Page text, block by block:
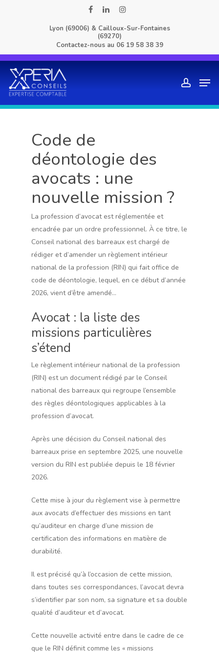
facebooklinkedininstagram
Lyon (69006) & Cailloux-Sur-Fontaines
(69270)
Contactez-nous au 06 19 58 38 39
Code de
déontologie des
avocats : une
nouvelle mission ?
La profession d’avocat est réglementée et
encadrée par un ordre professionnel. À ce titre, le
Conseil national des barreaux est chargé de
rédiger et d’amender un règlement intérieur
national de la profession (RIN) qui fait office de
code de déontologie, lequel, en ce début d’année
2026, vient d’être amendé…
Avocat : la liste des
missions particulières
s’étend
Le règlement intérieur national de la profession
(RIN) est un document rédigé par le Conseil
national des barreaux qui regroupe l’ensemble
des règles déontologiques applicables à la
profession d’avocat.
Après une décision du Conseil national des
barreaux prise en septembre 2025, une nouvelle
version du RIN est publiée depuis le 18 février
2026.
Cette mise à jour du règlement vise à permettre
aux avocats d’effectuer des missions en tant
qu’auditeur en charge d’une mission de
certification des informations en matière de
durabilité.
Il est précisé qu’à l’occasion de cette mission,
dans toutes ses correspondances, l’avocat devra
s’identifier par son nom, sa signature et sa double
qualité d’auditeur et d’avocat.
Cette nouvelle activité entre dans le cadre de ce
que le RIN définit comme les « missions